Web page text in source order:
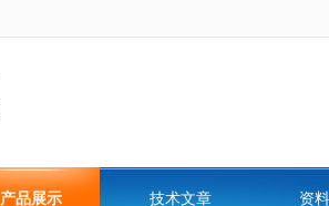
产品展示 技术文章 资